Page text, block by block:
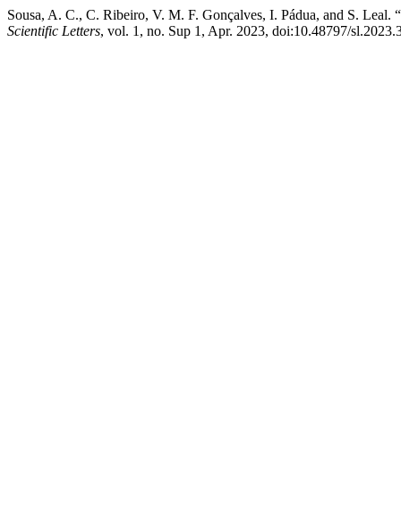
Sousa, A. C., C. Ribeiro, V. M. F. Gonçalves, I. Pádua, and S.
Scientific Letters, vol. 1, no. Sup 1, Apr. 2023, doi:10.48797/